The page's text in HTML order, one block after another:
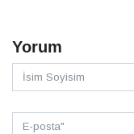
Yorum